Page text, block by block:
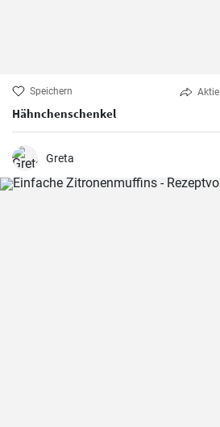
Speichern Aktie
Hähnchenschenkel
Greta